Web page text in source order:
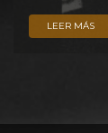
LEER MÁS